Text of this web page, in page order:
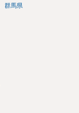
群馬県